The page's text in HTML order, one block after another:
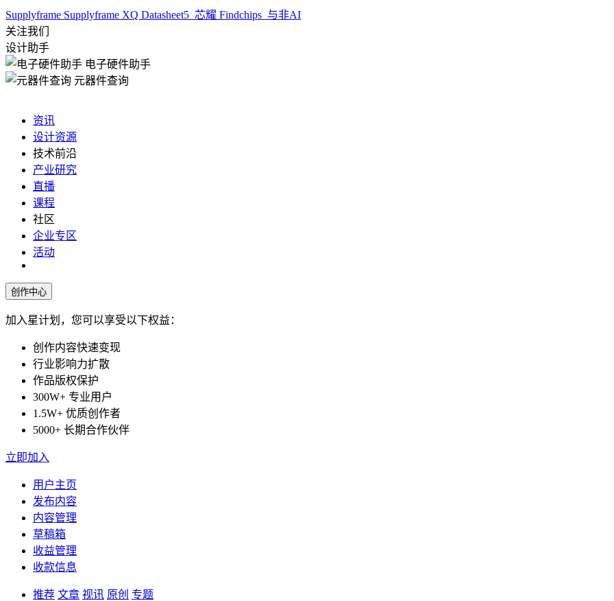
Supplyframe Supplyframe XQ Datasheet5 芯耀 Findchips 与非AI
关注我们
设计助手
电子硬件助手
元器件查询
资讯
设计资源
技术前沿
产业研究
直播
课程
社区
企业专区
活动
创作中心
加入星计划，您可以享受以下权益：
创作内容快速变现
行业影响力扩散
作品版权保护
300W+ 专业用户
1.5W+ 优质创作者
5000+ 长期合作伙伴
立即加入
用户主页
发布内容
内容管理
草稿箱
收益管理
收款信息
推荐 文章 视讯 原创 专题